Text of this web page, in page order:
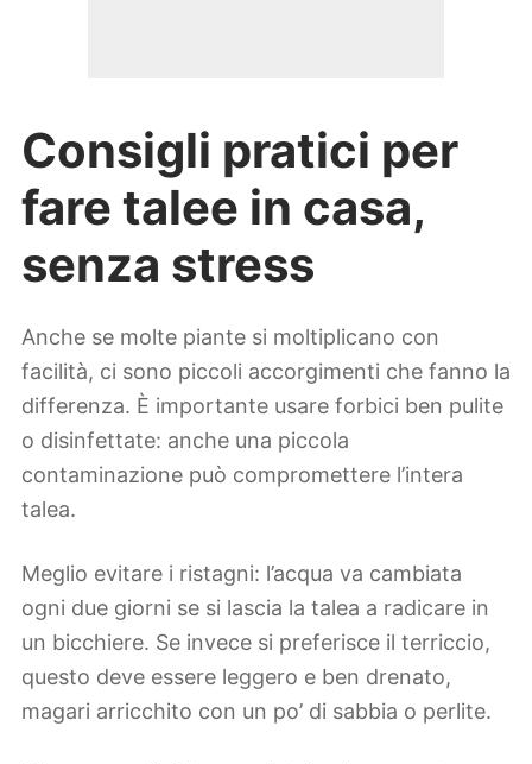
Consigli pratici per
fare talee in casa,
senza stress
Anche se molte piante si moltiplicano con
facilità, ci sono piccoli accorgimenti che fanno la
differenza. È importante usare forbici ben pulite
o disinfettate: anche una piccola
contaminazione può compromettere l’intera
talea.
Meglio evitare i ristagni: l’acqua va cambiata
ogni due giorni se si lascia la talea a radicare in
un bicchiere. Se invece si preferisce il terriccio,
questo deve essere leggero e ben drenato,
magari arricchito con un po’ di sabbia o perlite.